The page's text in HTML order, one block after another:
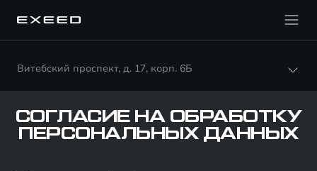
Витебский проспект, д. 17, корп. 6Б
СОГЛАСИЕ НА ОБРАБОТКУ
ПЕРСОНАЛЬНЫХ ДАННЫХ